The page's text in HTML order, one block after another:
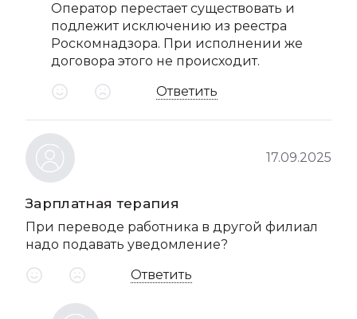
Оператор перестает существовать и
подлежит исключению из реестра
Роскомнадзора. При исполнении же
договора этого не происходит.
Ответить
Зарплатная терапия
17.09.2025
При переводе работника в другой филиал
надо подавать уведомление?
Ответить